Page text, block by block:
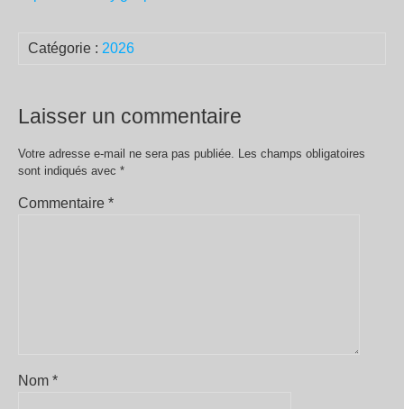
Catégorie : 2026
Laisser un commentaire
Votre adresse e-mail ne sera pas publiée. Les champs obligatoires
sont indiqués avec *
Commentaire *
Nom *